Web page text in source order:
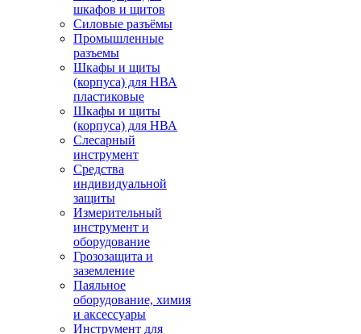
шкафов и щитов
Силовые разъёмы
Промышленные
разъемы
Шкафы и щиты
(корпуса) для НВА
пластиковые
Шкафы и щиты
(корпуса) для НВА
Слесарный
инструмент
Средства
индивидуальной
защиты
Измерительный
инструмент и
оборудование
Грозозащита и
заземление
Паяльное
оборудование, химия
и аксессуары
Инструмент для